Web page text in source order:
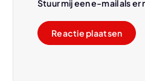
Stuur mij een e-mail als